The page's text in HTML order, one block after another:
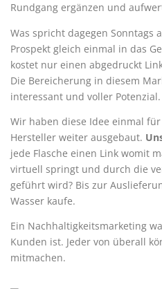
Rundgang ergänzen und
Was spricht dagegen Sonntags
Prospekt gleich einmal in das
kostet nur einen abgedruckt
Die Bereicherung in diesem
interessant und voller Potenzial.
Wir haben diese Idee einmal
Hersteller weiter ausgebaut.
jede Flasche einen Link womit
virtuell springt und durch die
geführt wird? Bis zur
Wasser kaufe.
Ein Nachhaltigkeitsmarketing
Kunden ist. Jeder von überall
mitmachen.